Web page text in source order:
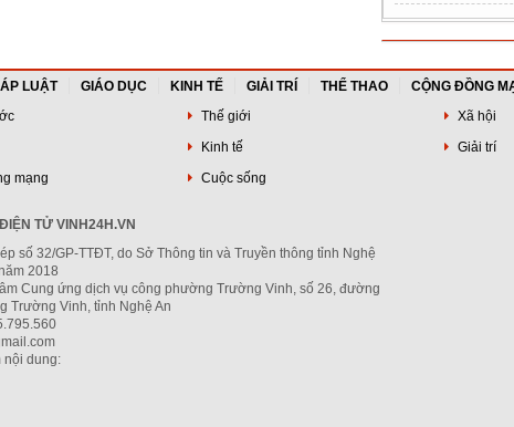
LUẬT GIÁO DỤC KINH TẾ GIẢI TRÍ THỂ THAO CỘNG ĐỒNG
Thế giới
Xã hội
Kinh tế
Giải trí
mạng Cuộc sống
TỬ VINH24H.VN
số 32/GP-TTĐT, do Sở Thông tin và Truyền thông tỉnh Nghệ
2018
Cung ứng dịch vụ công phường Trường Vinh, số 26, đường
Trường Vinh, tỉnh Nghệ An
nội dung: